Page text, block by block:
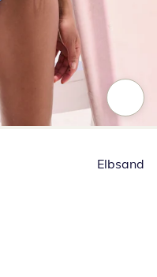
Preis: 44,99 €
Elbsand